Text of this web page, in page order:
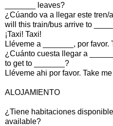
_______ leaves?
¿Cúando va a llegar este tren/
will this train/bus arrive to
¡Taxi! Taxi!
Lléveme a _______, por
¿Cuánto cuesta llegar a
to get to _______?
Lléveme ahi por favor. Take
ALOJAMIENTO
¿Tiene habitaciones
available?